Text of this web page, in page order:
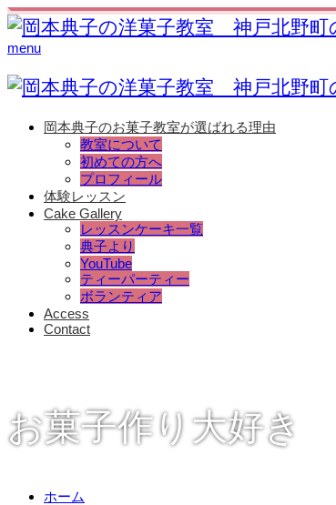
menu
岡本典子のお菓子教室が選ばれる理由
教室について
初めての方へ
プロフィール
体験レッスン
Cake Gallery
レッスンケーキ一覧
典子より
YouTube
ティーパーティー
ボランティア
Access
Contact
お菓子作り大好き
ホーム